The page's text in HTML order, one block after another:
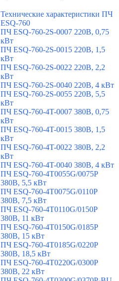
Технические характеристики ПЧ
ESQ-760
ПЧ ESQ-760-2S-0007 220В, 0,75
кВт
ПЧ ESQ-760-2S-0015 220В, 1,5
кВт
ПЧ ESQ-760-2S-0022 220В, 2,2
кВт
ПЧ ESQ-760-2S-0040 220В, 4 кВт
ПЧ ESQ-760-2S-0055 220В, 5,5
кВт
ПЧ ESQ-760-4T-0007 380В, 0,75
кВт
ПЧ ESQ-760-4T-0015 380В, 1,5
кВт
ПЧ ESQ-760-4T-0022 380В, 2,2
кВт
ПЧ ESQ-760-4T-0040 380В, 4 кВт
ПЧ ESQ-760-4T0055G/0075P
380В, 5,5 кВт
ПЧ ESQ-760-4T0075G/0110P
380В, 7,5 кВт
ПЧ ESQ-760-4T0110G/0150P
380В, 11 кВт
ПЧ ESQ-760-4T0150G/0185P
380В, 15 кВт
ПЧ ESQ-760-4T0185G/0220P
380В, 18,5 кВт
ПЧ ESQ-760-4T0220G/0300P
380В, 22 кВт